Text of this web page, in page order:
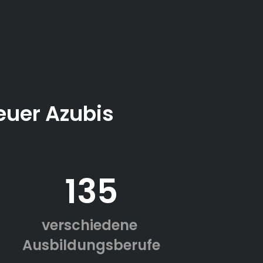
Azubis
135
verschiedene
Ausbildungsberufe